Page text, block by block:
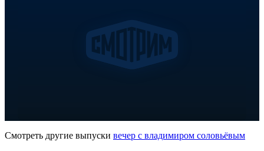
Смотреть другие выпуски вечер с владимиром соловьёвым